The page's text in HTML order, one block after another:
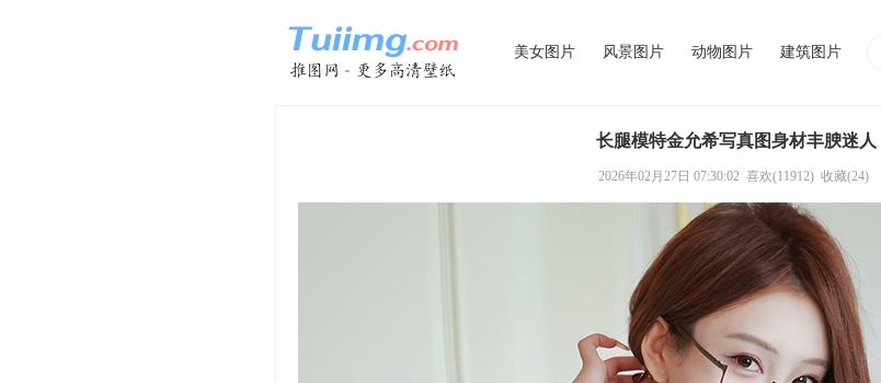
美女图片 风景图片 动物图片 建筑图片
长腿模特金允希写真图身材丰腴迷人
2026年02月27日 07:30:02 喜欢(11912) 收藏(24)